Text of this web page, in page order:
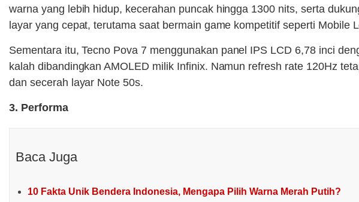
warna yang lebih hidup, kecerahan puncak hingga 1300 nits, serta
layar yang cepat, terutama saat bermain game kompetitif seperti Mobile
Sementara itu, Tecno Pova 7 menggunakan panel IPS LCD 6,78 inci
kalah dibandingkan AMOLED milik Infinix. Namun refresh rate 120Hz
dan secerah layar Note 50s.
3. Performa
Baca Juga
10 Fakta Unik Bendera Indonesia, Mengapa Pilih Warna Merah Putih?